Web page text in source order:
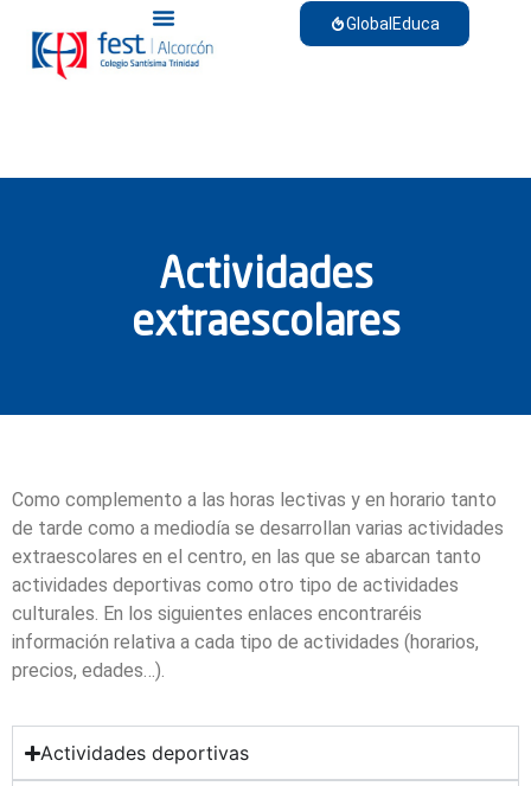
GlobalEduca
Actividades
extraescolares
Como complemento a las horas lectivas y en horario tanto
de tarde como a mediodía se desarrollan varias actividades
extraescolares en el centro, en las que se abarcan tanto
actividades deportivas como otro tipo de actividades
culturales. En los siguientes enlaces encontraréis
información relativa a cada tipo de actividades (horarios,
precios, edades…).
Actividades deportivas